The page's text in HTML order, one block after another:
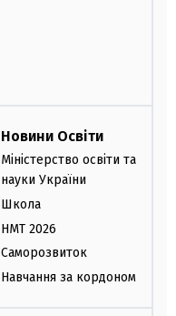
Новини Освіти
Міністерство освіти та
науки України
Школа
НМТ 2026
Саморозвиток
Навчання за кордоном